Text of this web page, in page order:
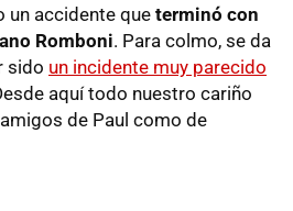
un accidente que terminó con
Romboni. Para colmo, se da
sido un incidente muy parecido
aquí todo nuestro cariño
de Paul como de